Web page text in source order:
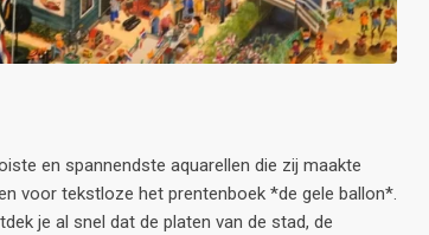
en spannendste aquarellen die zij maakte
voor tekstloze het prentenboek *de gele ballon*.
je al snel dat de platen van de stad, de